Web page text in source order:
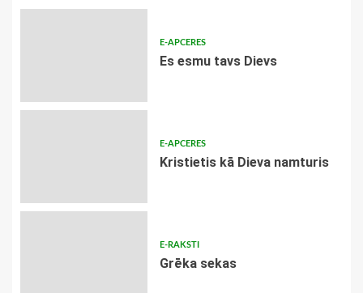
E-APCERES
Es esmu tavs Dievs
E-APCERES
Kristietis kā Dieva namturis
E-RAKSTI
Grēka sekas